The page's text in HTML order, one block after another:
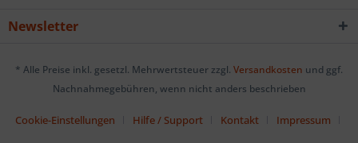
Newsletter
* Alle Preise inkl. gesetzl. Mehrwertsteuer zzgl. Versandkosten und ggf.
Nachnahmegebühren, wenn nicht anders beschrieben
Cookie-Einstellungen Hilfe / Support Kontakt
Impressum